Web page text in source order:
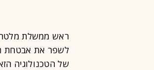
ראש ממשלת מלטה
לשפר את אבטחת
של הטכנולוגיה